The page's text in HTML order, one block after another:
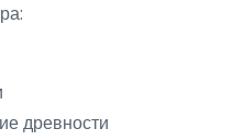
древности